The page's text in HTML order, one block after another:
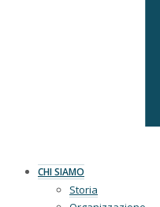
CHI SIAMO
Storia